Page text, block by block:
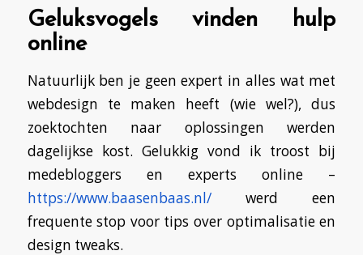
Geluksvogels vinden hulp
online
Natuurlijk ben je geen expert in alles wat met
webdesign te maken heeft (wie wel?), dus
zoektochten naar oplossingen werden
dagelijkse kost. Gelukkig vond ik troost bij
medebloggers en experts online –
https://www.baasenbaas.nl/werd een
frequente stop voor tips over optimalisatie en
design tweaks.